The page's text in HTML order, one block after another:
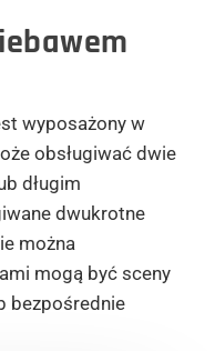
wyposażony w
obsługiwać dwie
długim
dwukrotne
można
mogą być sceny
bezpośrednie